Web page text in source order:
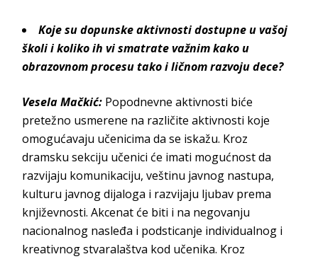
Koje su dopunske aktivnosti dostupne u vašoj
školi i koliko ih vi smatrate važnim kako u
obrazovnom procesu tako i ličnom razvoju dece?
Vesela Mačkić: Popodnevne aktivnosti biće
pretežno usmerene na različite aktivnosti koje
omogućavaju učenicima da se iskažu. Kroz
dramsku sekciju učenici će imati mogućnost da
razvijaju komunikaciju, veštinu javnog nastupa,
kulturu javnog dijaloga i razvijaju ljubav prema
književnosti. Akcenat će biti i na negovanju
nacionalnog nasleđa i podsticanje individualnog i
kreativnog stvaralaštva kod učenika. Kroz